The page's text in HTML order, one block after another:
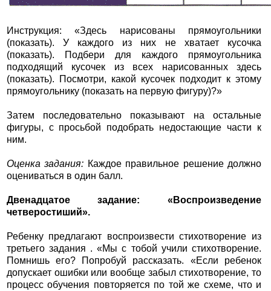
Инструкция: «Здесь нарисованы прямоугольники
(показать). У каждого из них не хватает кусочка
(показать). Подбери для каждого прямоугольника
подходящий кусочек из всех нарисованных здесь
(показать). Посмотри, какой кусочек подходит к этому
прямоугольнику (показать на первую фигуру)?»
Затем последовательно показывают на остальные
фигуры, с просьбой подобрать недостающие части к
ним.
Оценка задания: Каждое правильное решение должно
оцениваться в один балл.
Двенадцатое задание: «Воспроизведение
четверостиший».
Ребенку предлагают воспроизвести стихотворение из
третьего задания . «Мы с тобой учили стихотворение.
Помнишь его? Попробуй рассказать. «Если ребенок
допускает ошибки или вообще забыл стихотворение, то
процесс обучения повторяется по той же схеме, что и